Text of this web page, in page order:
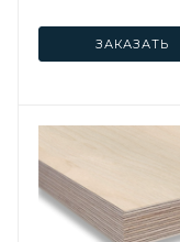
ЗАКАЗАТЬ